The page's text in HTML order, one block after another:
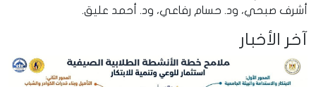
أشرف صبحي، ود. حسام رفاعي، ود. أحمد عليق.
آخر الأخبار